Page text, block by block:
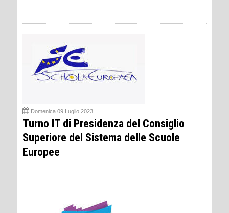
Domenica 09 Luglio 2023
Turno IT di Presidenza del Consiglio
Superiore del Sistema delle Scuole
Europee